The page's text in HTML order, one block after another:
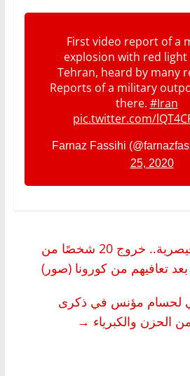
First video report of a
explosion with red
Tehran, heard by many
Reports of a military
there. #Iran
pic.twitter.com/
25, 2020
بينهم حالة ولادة قيصرية.. خروج 20 شخصًا من
تعافيهم من كورونا (صور)
لحسام مؤنس في ذكرى
الحزن والكبرياء →